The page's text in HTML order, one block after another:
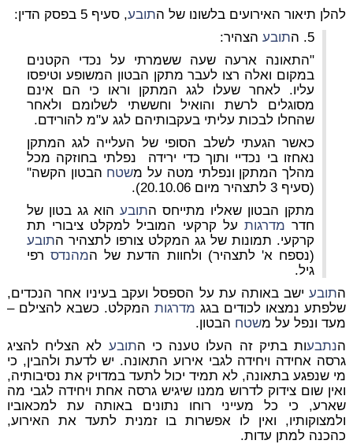
להלן תיאור האירועים בלשונו של התובע, סעיף 5 בפסק הדין:
5. ה
תובעהצהיר:
"התאונה ארעה שעה ששמרתי על נכדי הקטנים
במקום ואלה רצו לעבר מתקן הבטון המשופע וטיפסו
עליו. לאחר שעלו לגג המתקן וראו כי הם אינם
מסוגלים לרשת והואיל וחששתי לשלומם ולאחר
שהחלו לבכות עליתי בעקבותיהם לגג ע"מ להורידם.
כאשר הגעתי לשלב הסופי של העלייה לגג המתקן
נאחזו בי נכדיי ותוך כדי ירידה נפלתי בחוזקה מכל
מהלך המתקן ונפלתי מטה על משטח הבטון הקשה"
(סעיף 3 לתצהיר מיום 20.10.06).
מתקן הבטון שאליו מתייחס התובע הוא גג בטון של
חדר מדרגותעל קרקעי המוביל למקלט ציבורי תת
קרקעי. תמונות של גג המקלט צורפו לתצהיר התובע
(נספח א' לתצהיר) ולחוות הדעת של המהנדס רפי
גיל.
התובעישב באותה עת על הספסל ועקב בעיניו אחר הנכדים,
שלפתע נמצאו לכודים בגג מדרגות המקלט. כשבא להצילם –
מעד ונפל על משטח הבטון.
הנתבעות בתיק זה העלו טענה כי התובע לא הצליח להציג
גרסה אחידה ויחידה לגבי אירוע התאונה. יש לדעת ולהבין, כי
מי שנפגע בתאונה, לא תמיד יכול לתעד במדויק את נסיבותיה,
ואין שום צידוק לדרוש ממנו שיגיש גרסה אחת ויחידה לגבי מה
שארע, כי כל מעייני רוחו נתונים באותה עת למכאוביו
ולמצוקותיו, ואין לו אפשרות בו זמנית לתעד את האירוע,
כהכנה למתן עדות.